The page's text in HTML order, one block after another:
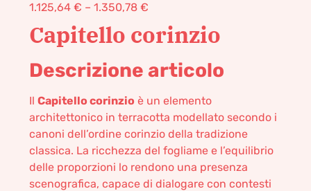
1.125,64 € – 1.350,78 €
Capitello corinzio
Descrizione articolo
Il Capitello corinzio è un elemento
architettonico in terracotta modellato secondo i
canoni dell’ordine corinzio della tradizione
classica. La ricchezza del fogliame e l’equilibrio
delle proporzioni lo rendono una presenza
scenografica, capace di dialogare con contesti